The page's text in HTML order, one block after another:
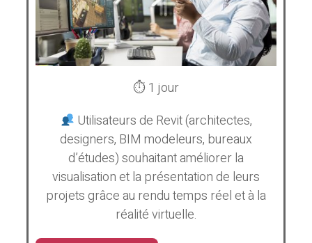
⏱ 1 jour
Utilisateurs de Revit (architectes,
designers, BIM modeleurs, bureaux
d’études) souhaitant améliorer la
visualisation et la présentation de leurs
projets grâce au rendu temps réel et à la
réalité virtuelle.